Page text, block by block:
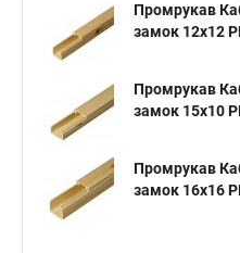
Промрукав
замок 12х12
Промрукав
замок 15х10
Промрукав
замок 16х16